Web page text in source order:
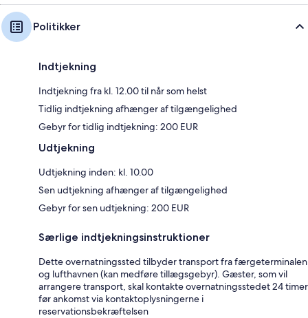
Politikker
Indtjekning
Indtjekning fra kl. 12.00 til når som helst
Tidlig indtjekning afhænger af tilgængelighed
Gebyr for tidlig indtjekning: 200 EUR
Udtjekning
Udtjekning inden: kl. 10.00
Sen udtjekning afhænger af tilgængelighed
Gebyr for sen udtjekning: 200 EUR
Særlige indtjekningsinstruktioner
Dette overnatningssted tilbyder transport fra færgeterminalen
og lufthavnen (kan medføre tillægsgebyr). Gæster, som vil
arrangere transport, skal kontakte overnatningsstedet 24 timer
før ankomst via kontaktoplysningerne i
reservationsbekræftelsen